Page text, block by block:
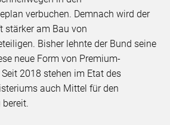
verbuchen. Demnach wird der
stärker am Bau von
Bisher lehnte der Bund seine
neue Form von Premium-
2018 stehen im Etat des
auch Mittel für den